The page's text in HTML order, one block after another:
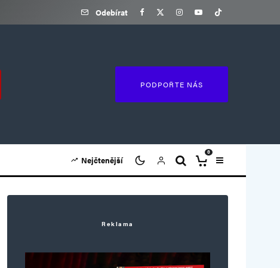
Odebírat
PODPOŘTE NÁS
Nejčtenější
0
Reklama